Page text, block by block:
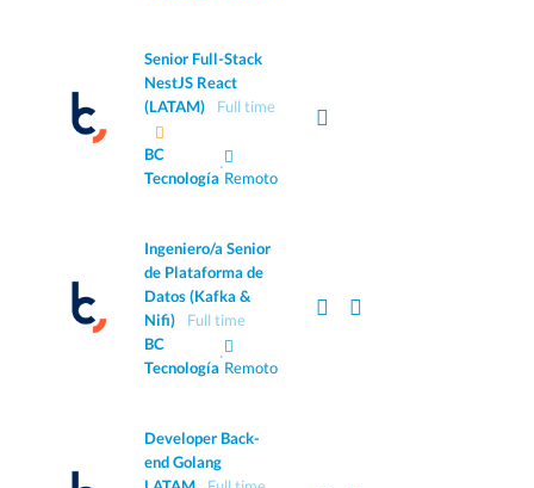
Senior Full-Stack
NestJS React
(LATAM)
Full time
BC
Tecnología
·
Remoto
Ingeniero/a Senior
de Plataforma de
Datos (Kafka &
Nifi)
Full time
BC
Tecnología
·
Remoto
Developer Back-
end Golang